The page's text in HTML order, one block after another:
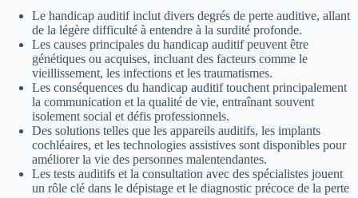
Le handicap auditif inclut divers degrés de perte auditive, allant
de la légère difficulté à entendre à la surdité profonde.
Les causes principales du handicap auditif peuvent être
génétiques ou acquises, incluant des facteurs comme le
vieillissement, les infections et les traumatismes.
Les conséquences du handicap auditif touchent principalement
la communication et la qualité de vie, entraînant souvent
isolement social et défis professionnels.
Des solutions telles que les appareils auditifs, les implants
cochléaires, et les technologies assistives sont disponibles pour
améliorer la vie des personnes malentendantes.
Les tests auditifs et la consultation avec des spécialistes jouent
un rôle clé dans le dépistage et le diagnostic précoce de la perte